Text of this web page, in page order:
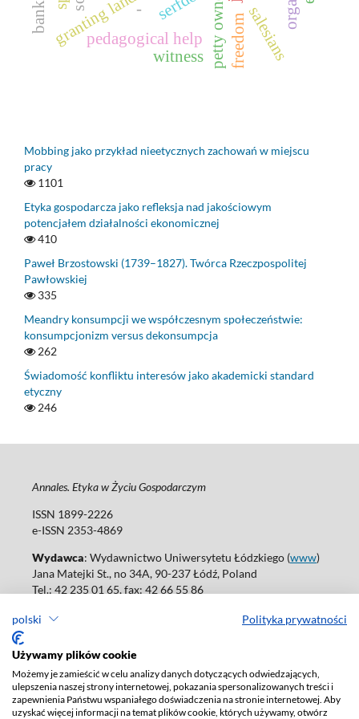
polski Polityka prywatności
Używamy plików cookie
Możemy je zamieścić w celu analizy danych dotyczących odwiedzających,
ulepszenia naszej strony internetowej, pokazania spersonalizowanych treści i
zapewnienia Państwu wspaniałego doświadczenia na stronie internetowej. Aby
uzyskać więcej informacji na temat plików cookie, których używamy, otwórz
-
pedagogical help salesians
freedom
witness
Mobbing jako przykład nieetycznych zachowań w miejscu
pracy
1101
Etyka gospodarcza jako refleksja nad jakościowym
potencjałem działalności ekonomicznej
410
Paweł Brzostowski (1739–1827). Twórca Rzeczpospolitej
Pawłowskiej
335
Meandry konsumpcji we współczesnym społeczeństwie:
konsumpcjonizm versus dekonsumpcja
262
Świadomość konfliktu interesów jako akademicki standard
etyczny
246
Annales. Etyka w Życiu Gospodarczym
ISSN 1899-2226
e-ISSN 2353-4869
Wydawca: Wydawnictwo Uniwersytetu Łódzkiego (www)
Jana Matejki St., no 34A, 90-237 Łódź, Poland
Tel.: 42 235 01 65, fax: 42 66 55 86